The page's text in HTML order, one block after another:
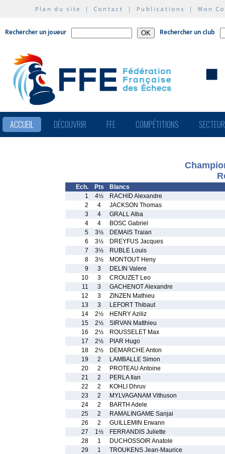
Plan du site | Contact | Publications | Mon
Rechercher un joueur Rechercher un club
ACCUEIL DÉCOUVRIR FFE COMPÉTITIONS
Ech. Pts
Blancs
1
4½
RACHID Alexandre
2
4
JACKSON Thomas
3
4
GRALL Alba
4
4
BOSC Gabriel
5
3½
DEMAIS Traian
6
3½
DREYFUS Jacques
7
3½
RUBLE Louis
8
3½
MONTOUT Heny
9
3
DELIN Valere
10
3
CROUZET Leo
11
3
GACHENOT Alexandre
12
3
ZINZEN Mathieu
13
3
LEFORT Thibaut
14
2½
HENRY Aziliz
15
2½
SIRVAN Matthieu
16
2½
ROUSSELET Max
17
2½
PIAR Hugo
18
2½
DEMARCHE Anton
19
2
LAMBALLE Simon
20
2
PROTEAU Antoine
21
2
PERLA Ilan
22
2
KOHLI Dhruv
23
2
MYLVAGANAM Vithuson
24
2
BARTH Adele
25
2
RAMALINGAME Sanjai
26
2
GUILLEMIN Erwann
27
1½
FERRANDIS Juliette
28
1
DUCHOSSOIR Anatole
29
1
TROUKENS Jean-Maurice